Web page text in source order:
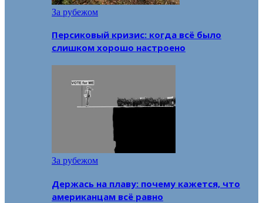
За рубежом
Персиковый кризис: когда всё было
слишком хорошо настроено
За рубежом
Держась на плаву: почему кажется, что
американцам всё равно